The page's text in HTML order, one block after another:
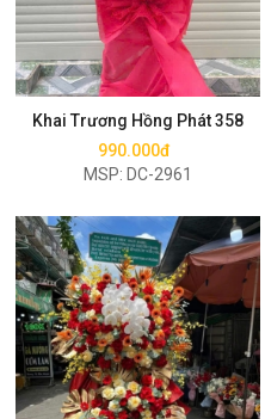
Khai Trương Hồng Phát 358
990.000đ
MSP: DC-2961
Mua ngay